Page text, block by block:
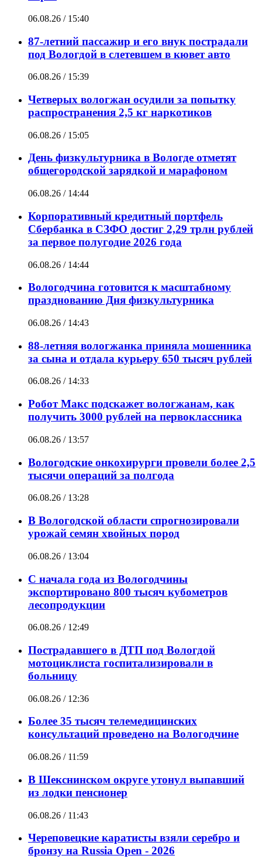
06.08.26 / 15:40
87-летний пассажир и его внук пострадали
под Вологдой в слетевшем в кювет авто
06.08.26 / 15:39
Четверых вологжан осудили за попытку
распространения 2,5 кг наркотиков
06.08.26 / 15:05
День физкультурника в Вологде отметят
общегородской зарядкой и марафоном
06.08.26 / 14:44
Корпоративный кредитный портфель
Сбербанка в СЗФО достиг 2,29 трлн рублей
за первое полугодие 2026 года
06.08.26 / 14:44
Вологодчина готовится к масштабному
празднованию Дня физкультурника
06.08.26 / 14:43
88-летняя вологжанка приняла мошенника
за сына и отдала курьеру 650 тысяч рублей
06.08.26 / 14:33
Робот Макс подскажет вологжанам, как
получить 3000 рублей на первоклассника
06.08.26 / 13:57
Вологодские онкохирурги провели более 2,5
тыcячи операций за полгода
06.08.26 / 13:28
В Вологодской области спрогнозировали
урожай семян хвойных пород
06.08.26 / 13:04
С начала года из Вологодчины
экспортировано 800 тысяч кубометров
лесопродукции
06.08.26 / 12:49
Пострадавшего в ДТП под Вологдой
мотоциклиста госпитализировали в
больницу
06.08.26 / 12:36
Более 35 тысяч телемедицинских
консультаций проведено на Вологодчине
06.08.26 / 11:59
В Шекснинском округе утонул выпавший
из лодки пенсионер
06.08.26 / 11:43
Череповецкие каратисты взяли серебро и
бронзу на Russia Open - 2026